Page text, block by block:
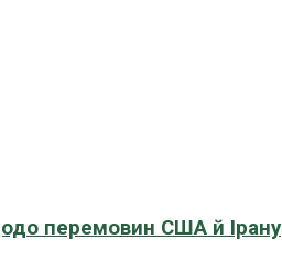
перемовин США й Ірану